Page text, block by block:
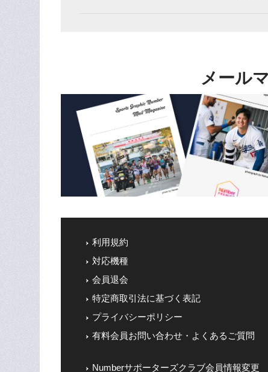
メール
利用規約
対応機種
会員退会
特定商取引法に基づく表記
プライバシーポリシー
有料会員お問い合わせ・よくあるご質問
Numberサポーターズクラブ会員情報変更